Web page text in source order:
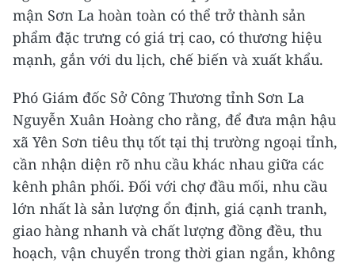
mận Sơn La hoàn toàn có thể trở thành sản
phẩm đặc trưng có giá trị cao, có thương hiệu
mạnh, gắn với du lịch, chế biến và xuất khẩu.
Phó Giám đốc Sở Công Thương tỉnh Sơn La
Nguyễn Xuân Hoàng cho rằng, để đưa mận hậu
xã Yên Sơn tiêu thụ tốt tại thị trường ngoại tỉnh,
cần nhận diện rõ nhu cầu khác nhau giữa các
kênh phân phối. Đối với chợ đầu mối, nhu cầu
lớn nhất là sản lượng ổn định, giá cạnh tranh,
giao hàng nhanh và chất lượng đồng đều, thu
hoạch, vận chuyển trong thời gian ngắn, không